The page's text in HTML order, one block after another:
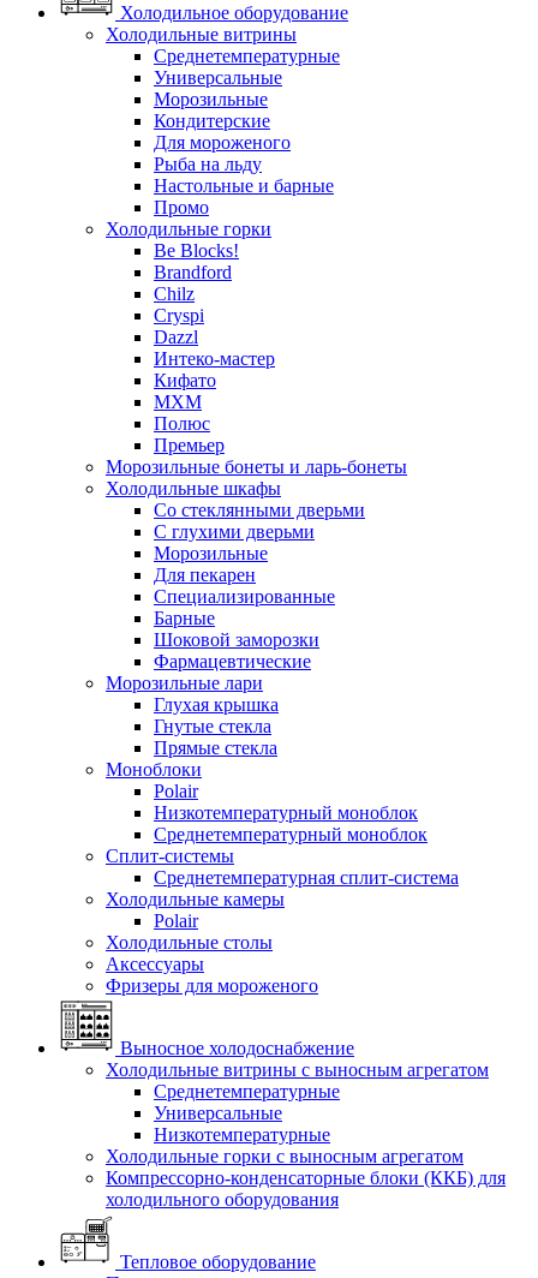
Холодильное оборудование
Холодильные витрины
Среднетемпературные
Универсальные
Морозильные
Кондитерские
Для мороженого
Рыба на льду
Настольные и барные
Промо
Холодильные горки
Be Blocks!
Brandford
Chilz
Cryspi
Dazzl
Интеко-мастер
Кифато
МХМ
Полюс
Премьер
Морозильные бонеты и ларь-бонеты
Холодильные шкафы
Со стеклянными дверьми
С глухими дверьми
Морозильные
Для пекарен
Специализированные
Барные
Шоковой заморозки
Фармацевтические
Морозильные лари
Глухая крышка
Гнутые стекла
Прямые стекла
Моноблоки
Polair
Низкотемпературный моноблок
Среднетемпературный моноблок
Сплит-системы
Среднетемпературная сплит-система
Холодильные камеры
Polair
Холодильные столы
Аксессуары
Фризеры для мороженого
Выносное холодоснабжение
Холодильные витрины с выносным агрегатом
Среднетемпературные
Универсальные
Низкотемпературные
Холодильные горки с выносным агрегатом
Компрессорно-конденсаторные блоки (ККБ) для
холодильного оборудования
Тепловое оборудование